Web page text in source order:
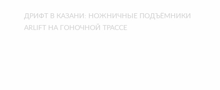
ДРИФТ В КАЗАНИ: НОЖНИЧНЫЕ ПОДЪЁМНИКИ
ARLIFT НА ГОНОЧНОЙ ТРАССЕ